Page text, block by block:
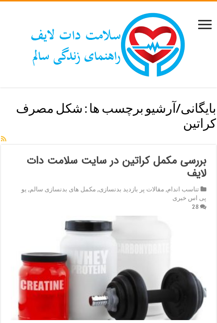
بایگانی/آرشیو برچسب ها : شکل مصرف
کراتین
بررسی مکمل کراتین در سایت سلامت دات
لایف
تناسب اندام, مقالات پر بازدید بدنسازی, مکمل های بدنسازی سالم, یو
پی اس خبری
28